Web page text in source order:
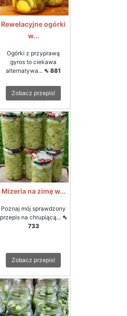
Rewelacyjne ogórki
w...
Ogórki z przyprawą
gyros to ciekawa
alternatywa... ⇖ 881
Zobacz przepis!
Mizeria na zimę w...
Poznaj mój sprawdzony
przepis na chrupiącą... ⇖
733
Zobacz przepis!